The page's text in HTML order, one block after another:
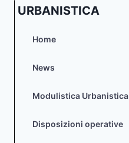
URBANISTICA
Home
News
Modulistica Urbanistica
Disposizioni operative